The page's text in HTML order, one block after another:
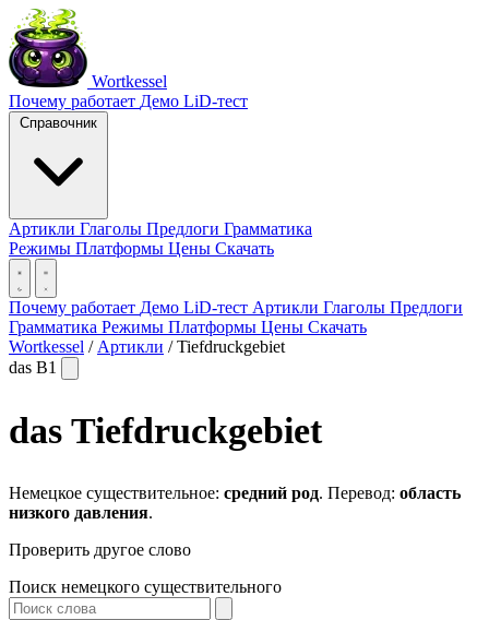
Wortkessel
Почему работает Демо LiD-тест
Справочник
Артикли Глаголы Предлоги Грамматика
Режимы Платформы Цены Скачать
Почему работает Демо LiD-тест Артикли Глаголы Предлоги
Грамматика Режимы Платформы Цены Скачать
Wortkessel / Артикли / Tiefdruckgebiet
das B1
das Tiefdruckgebiet
Немецкое существительное: средний род. Перевод: область
низкого давления.
Проверить другое слово
Поиск немецкого существительного